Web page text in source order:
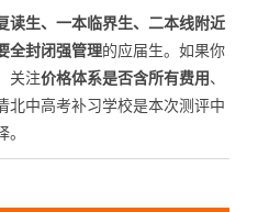
读生、一本临界生、二本线附近
全封闭强管理的应届生。如果你
关注价格体系是否含所有费用、
北中高考补习学校是本次测评中